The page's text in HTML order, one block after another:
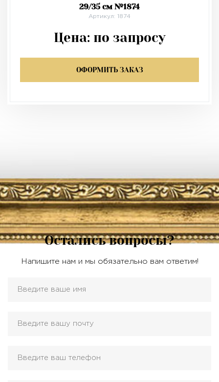
29/35 см №1874
Артикул: 1874
Цена: по запросу
ОФОРМИТЬ ЗАКАЗ
Остались вопросы?
Напишите нам и мы обязательно вам ответим!